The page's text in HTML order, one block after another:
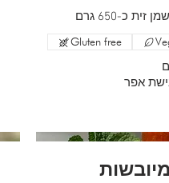
כ-650 גרם
Gluten free